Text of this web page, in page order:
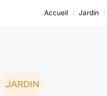
Accueil / Jardin /
JARDIN